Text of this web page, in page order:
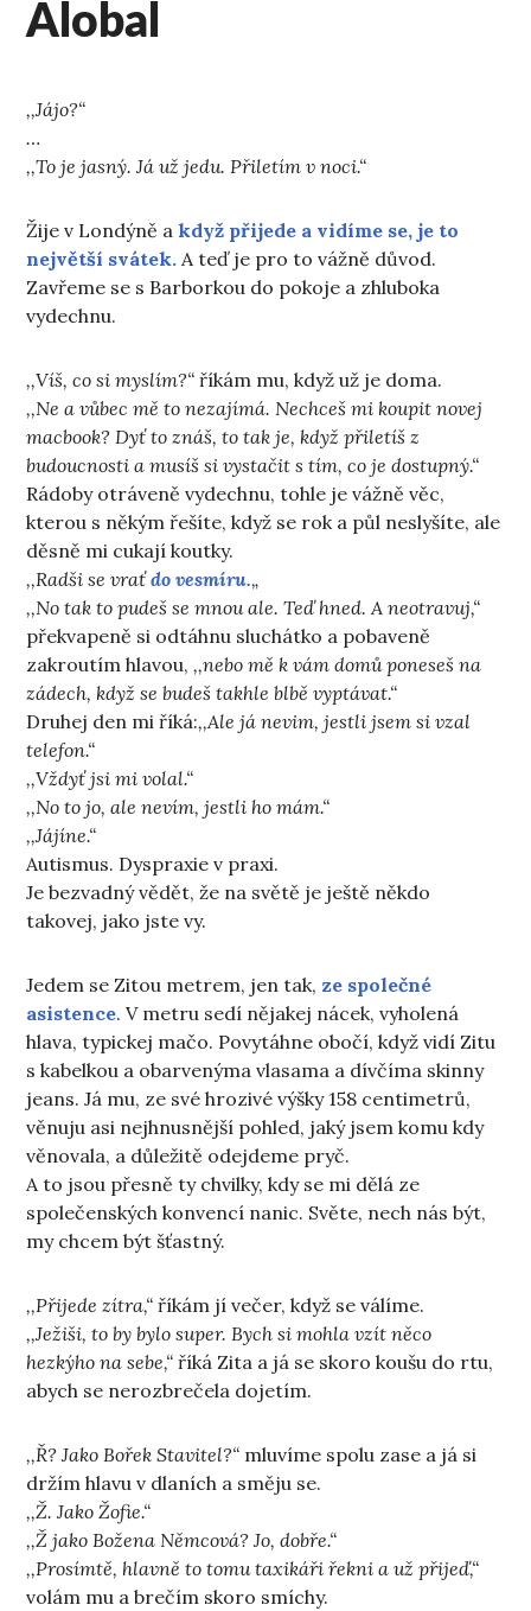
Alobal
,,Jájo?“
…
,,To je jasný. Já už jedu. Přiletím v noci.“
Žije v Londýně a když přijede a vidíme se, je to
největší svátek. A teď je pro to vážně důvod.
Zavřeme se s Barborkou do pokoje a zhluboka
vydechnu.
,,Víš, co si myslím?“říkám mu, když už je doma.
,,Ne a vůbec mě to nezajímá. Nechceš mi koupit novej
macbook? Dyť to znáš, to tak je, když přiletíš z
budoucnosti a musíš si vystačit s tím, co je dostupný.“
Rádoby otráveně vydechnu, tohle je vážně věc,
kterou s někým řešíte, když se rok a půl neslyšíte, ale
děsně mi cukají koutky.
,,Radši se vraťdo vesmíru.„
,,No tak to pudeš se mnou ale. Teď hned. A neotravuj,“
překvapeně si odtáhnu sluchátko a pobaveně
zakroutím hlavou, ,,nebo mě k vám domů poneseš na
zádech, když se budeš takhle blbě vyptávat.“
Druhej den mi říká:,,Ale já nevim, jestli jsem si vzal
telefon.“
,,Vždyť jsi mi volal.“
,,No to jo, ale nevím, jestli ho mám.“
,,Jájíne.“
Autismus. Dyspraxie v praxi.
Je bezvadný vědět, že na světě je ještě někdo
takovej, jako jste vy.
Jedem se Zitou metrem, jen tak, ze společné
asistence. V metru sedí nějakej nácek, vyholená
hlava, typickej mačo. Povytáhne obočí, když vidí Zitu
s kabelkou a obarvenýma vlasama a dívčíma skinny
jeans. Já mu, ze své hrozivé výšky 158 centimetrů,
věnuju asi nejhnusnější pohled, jaký jsem komu kdy
věnovala, a důležitě odejdeme pryč.
A to jsou přesně ty chvilky, kdy se mi dělá ze
společenských konvencí nanic. Světe, nech nás být,
my chcem být šťastný.
,,Přijede zítra,“říkám jí večer, když se válíme.
,,Ježiši, to by bylo super. Bych si mohla vzít něco
hezkýho na sebe,“říká Zita a já se skoro koušu do rtu,
abych se nerozbrečela dojetím.
,,Ř? Jako Bořek Stavitel?“ mluvíme spolu zase a já si
držím hlavu v dlaních a směju se.
,,Ž. Jako Žofie.“
,,Ž jako Božena Němcová? Jo, dobře.“
,,Prosímtě, hlavně to tomu taxikáři řekni a už přijeď,“
volám mu a brečím skoro smíchy.